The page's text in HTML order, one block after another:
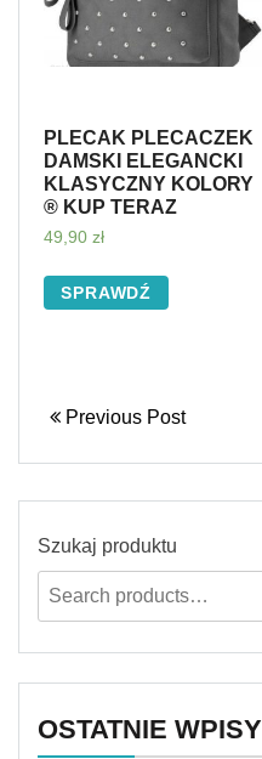
PLECAK PLECACZEK
DAMSKI ELEGANCKI
KLASYCZNY KOLORY
® KUP TERAZ
49,90 zł
SPRAWDŹ
Previous Post
Szukaj produktu
OSTATNIE WPISY